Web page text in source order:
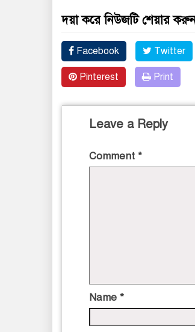
দয়া করে নিউজটি শেয়ার
Facebook Twitter
Pinterest Print
Leave a Reply
Comment *
Name *